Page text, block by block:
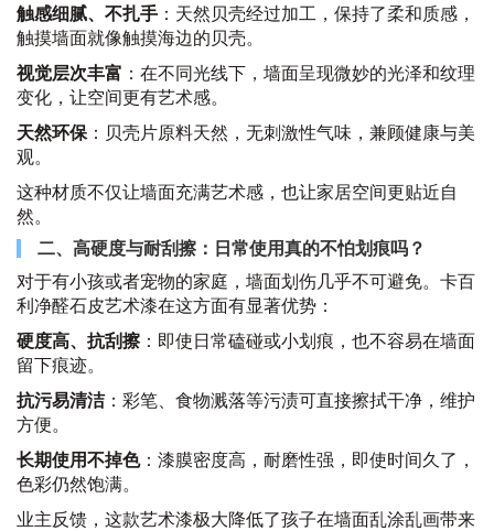
触感细腻、不扎手 ：天然贝壳经过加工，保持了柔和质感，
触摸墙面就像触摸海边的贝壳。
视觉层次丰富 ：在不同光线下，墙面呈现微妙的光泽和纹理
变化，让空间更有艺术感。
天然环保：贝壳片原料天然，无刺激性气味，兼顾健康与美
观。
这种材质不仅让墙面充满艺术感，也让家居空间更贴近自
然。
二、高硬度与耐刮擦：日常使用真的不怕划痕吗？
对于有小孩或者宠物的家庭，墙面划伤几乎不可避免。卡百
利净醛石皮艺术漆在这方面有显著优势：
硬度高、抗刮擦：即使日常磕碰或小划痕，也不容易在墙面
留下痕迹。
抗污易清洁：彩笔、食物溅落等污渍可直接擦拭干净，维护
方便。
长期使用不掉色：漆膜密度高，耐磨性强，即使时间久了，
色彩仍然饱满。
业主反馈，这款艺术漆极大降低了孩子在墙面乱涂乱画带来